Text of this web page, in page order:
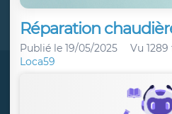
Réparation
Publié le 19/05/2025 Vu 1289
Loca59